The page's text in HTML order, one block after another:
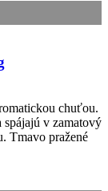
chuťou.
spájajú v zamatový
Tmavo pražené